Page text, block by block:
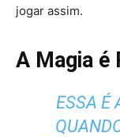
jogar assim.
A Magia é
ESSA É